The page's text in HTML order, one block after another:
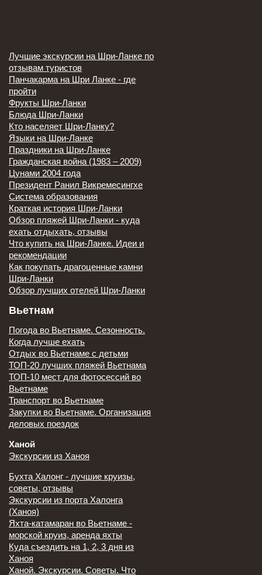
Лучшие экскурсии на Шри-Ланке по
отзывам туристов
Панчакарма на Шри Ланке - где
пройти
Фрукты Шри-Ланки
Блюда Шри-Ланки
Кто населяет Шри-Ланку?
Языки на Шри-Ланке
Праздники на Шри-Ланке
Гражданская война (1983 – 2009)
Цунами 2004 года
Президент Ранил Викремесингхе
Система образования
Краткая история Шри-Ланки
Обзор пляжей Шри-Ланки - куда
ехать отдыхать, отзывы
Что купить на Шри-Ланке. Идеи и
рекомендации
Как покупать драгоценные камни
Шри-Ланки
Обзор лучших отелей Шри-Ланки
Вьетнам
Погода во Вьетнаме. Сезонность.
Когда лучше ехать
Отдых во Вьетнаме с детьми
ТОП-20 лучших пляжей Вьетнама
ТОП-10 мест для фотосессий во
Вьетнаме
Транспорт во Вьетнаме
Закупки во Вьетнаме. Организация
деловых поездок
Ханой
Экскурсии из Ханоя
Бухта Халонг - лучшие круизы,
советы, отзывы
Экскурсии из порта Халонга
(Ханоя)
Яхта-катамаран во Вьетнаме -
морской круиз, аренда яхты
Куда съездить на 1, 2, 3 дня из
Ханоя
Ханой. Экскурсии. Советы. Что